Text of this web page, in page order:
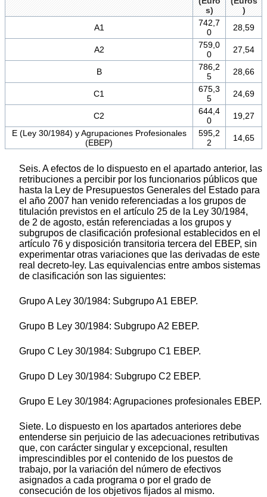
s)
)
A1
742,7
0
28,59
A2
759,0
0
27,54
B
786,2
5
28,66
C1
675,3
5
24,69
C2
644,4
0
19,27
E (Ley 30/1984) y Agrupaciones Profesionales
(EBEP)
595,2
2
14,65
Seis. A efectos de lo dispuesto en el apartado anterior, las
retribuciones a percibir por los funcionarios públicos que
hasta la Ley de Presupuestos Generales del Estado para
el año 2007 han venido referenciadas a los grupos de
titulación previstos en el artículo 25 de la Ley 30/1984,
de 2 de agosto, están referenciadas a los grupos y
subgrupos de clasificación profesional establecidos en el
artículo 76 y disposición transitoria tercera del EBEP, sin
experimentar otras variaciones que las derivadas de este
real decreto-ley. Las equivalencias entre ambos sistemas
de clasificación son las siguientes:
Grupo A Ley 30/1984: Subgrupo A1 EBEP.
Grupo B Ley 30/1984: Subgrupo A2 EBEP.
Grupo C Ley 30/1984: Subgrupo C1 EBEP.
Grupo D Ley 30/1984: Subgrupo C2 EBEP.
Grupo E Ley 30/1984: Agrupaciones profesionales EBEP.
Siete. Lo dispuesto en los apartados anteriores debe
entenderse sin perjuicio de las adecuaciones retributivas
que, con carácter singular y excepcional, resulten
imprescindibles por el contenido de los puestos de
trabajo, por la variación del número de efectivos
asignados a cada programa o por el grado de
consecución de los objetivos fijados al mismo.